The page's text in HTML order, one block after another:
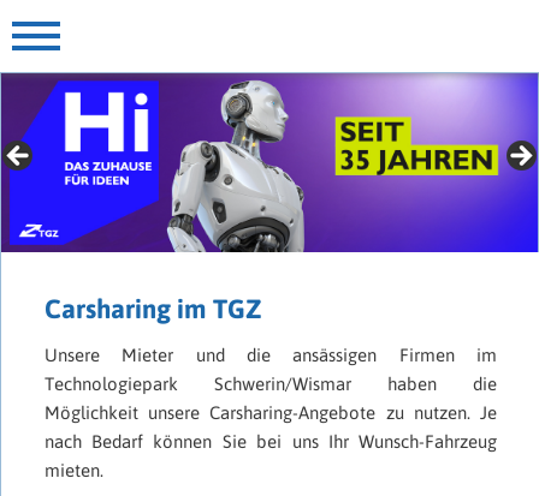
» Für Gründer mit Extras
► jetzt mehr erfahren
Carsharing im TGZ
Unsere Mieter und die ansässigen Firmen im
Technologiepark Schwerin/Wismar haben die
Möglichkeit unsere Carsharing-Angebote zu nutzen. Je
nach Bedarf können Sie bei uns Ihr Wunsch-Fahrzeug
mieten.